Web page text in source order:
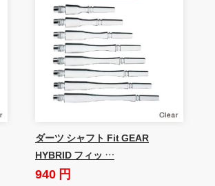
ダーツ シャフト Fit GEAR
HYBRID フィッ …
940 円